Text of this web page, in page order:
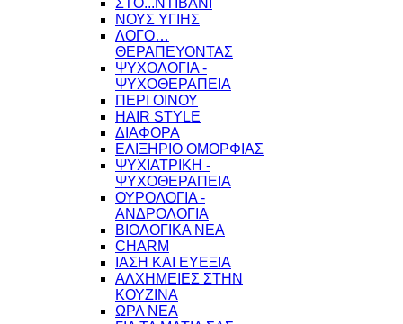
ΣΤΟ...ΝΤΙΒΑΝΙ
ΝΟΥΣ ΥΓΙΗΣ
ΛΟΓΟ…
ΘΕΡΑΠΕΥΟΝΤΑΣ
ΨΥΧΟΛΟΓΙΑ -
ΨΥΧΟΘΕΡΑΠΕΙΑ
ΠΕΡΙ ΟΙΝΟΥ
HAIR STYLE
ΔΙΑΦΟΡΑ
ΕΛΙΞΗΡΙΟ ΟΜΟΡΦΙΑΣ
ΨΥΧΙΑΤΡΙΚΗ -
ΨΥΧΟΘΕΡΑΠΕΙΑ
ΟΥΡΟΛΟΓΙΑ -
ΑΝΔΡΟΛΟΓΙΑ
ΒΙΟΛΟΓΙΚΑ ΝΕΑ
CHARM
ΙΑΣΗ ΚΑΙ ΕΥΕΞΙΑ
ΑΛΧΗΜΕΙΕΣ ΣΤΗΝ
ΚΟΥΖΙΝΑ
ΩΡΛ ΝEA